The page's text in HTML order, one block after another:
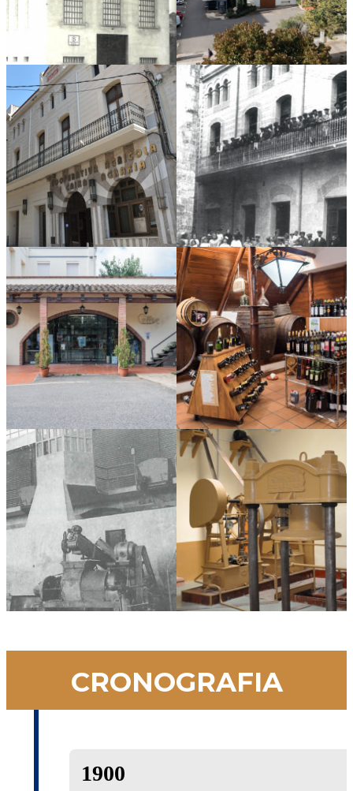
CRONOGRAFIA
1900